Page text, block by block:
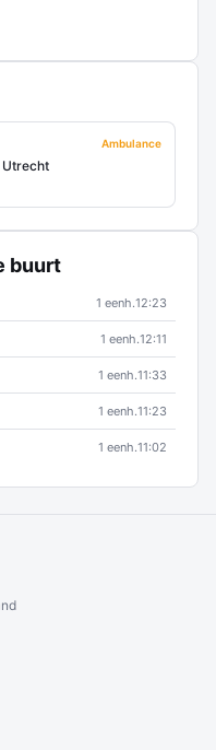
Ambulance
buurt
1 eenh.12:23
1 eenh.12:11
1 eenh.11:33
1 eenh.11:23
1 eenh.11:02